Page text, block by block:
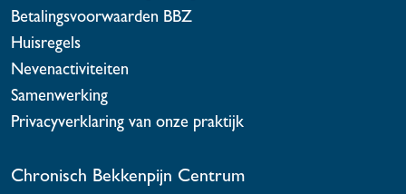
Betalingsvoorwaarden BBZ
Huisregels
Nevenactiviteiten
Samenwerking
Privacyverklaring van onze praktijk
Chronisch Bekkenpijn Centrum